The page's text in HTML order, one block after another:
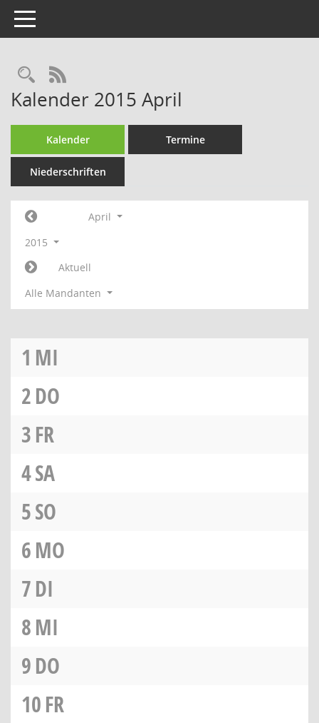
Toggle navigation
Rechercheauswahl
RSS-Feed
Kalender 2015 April
Kalender Termine
Niederschriften
April
2015
Aktuell
Alle Mandanten
1 MI
2DO
3FR
4SA
5SO
6MO
7DI
8MI
9DO
10FR